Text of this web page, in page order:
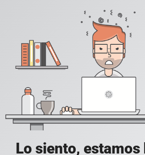
Lo siento, estamos